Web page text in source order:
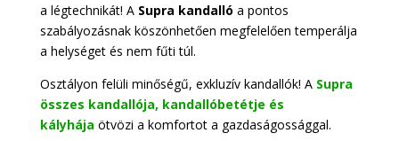
a légtechnikát! A Supra kandalló a pontos
szabályozásnak köszönhetően megfelelően temperálja
a helységet és nem fűti túl.
Osztályon felüli minőségű, exkluzív kandallók! A Supra
összes kandallója, kandallóbetétje és
kályhája ötvözi a komfortot a gazdaságossággal.